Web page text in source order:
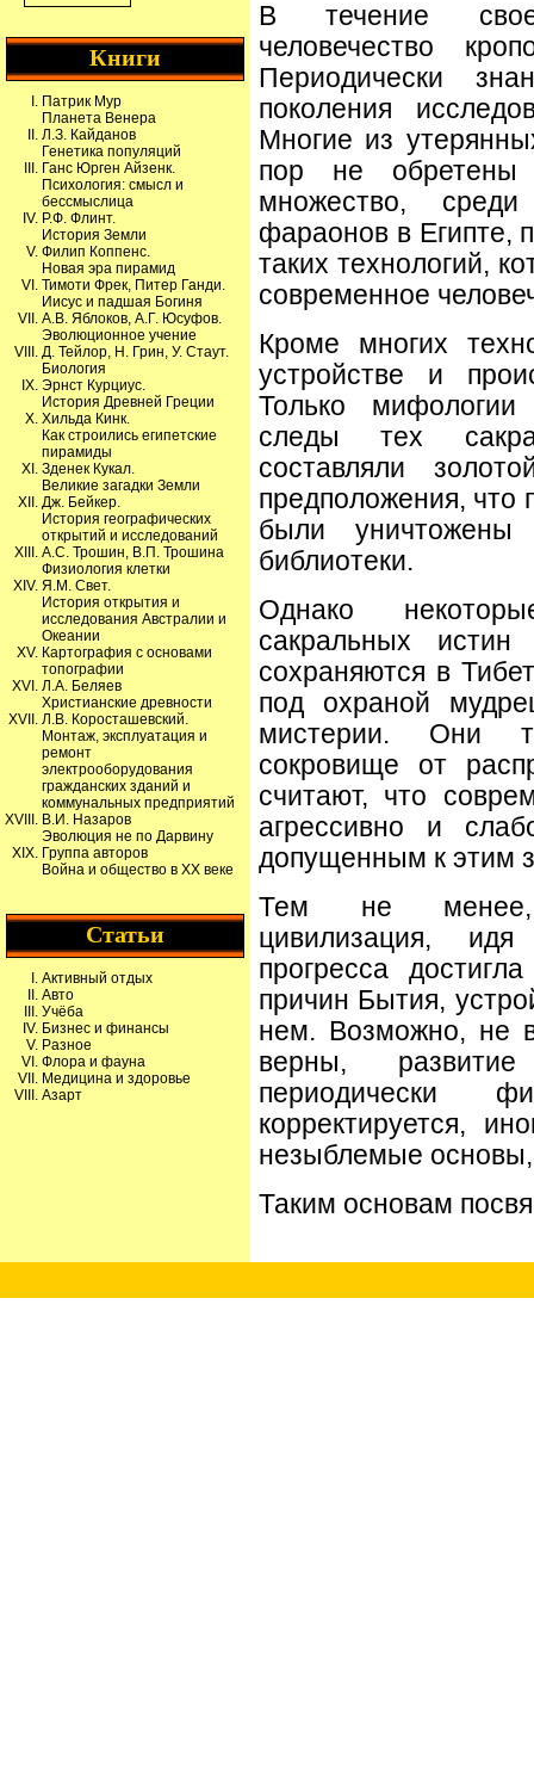
В течение
человечество
Периодически
поколения
Многие из
пор не обретены
множество,
фараонов в Египте,
таких технологий,
современное
Кроме многих
устройстве и
Только
следы тех
составляли
предположения, что
были уничтожены
библиотеки.
Однако
сакральных
сохраняются в
под охраной
мистерии. Они
сокровище от
считают, что
агрессивно и
допущенным к этим
Тем не менее,
цивилизация, идя
прогресса
причин Бытия,
нем. Возможно, не
верны,
периодически
корректируется,
незыблемые
Таким основам
Книги
Патрик Мур
Планета Венера
Л.З. Кайданов
Генетика популяций
Ганс Юрген Айзенк.
Психология: смысл и
бессмыслица
Р.Ф. Флинт.
История Земли
Филип Коппенс.
Новая эра пирамид
Тимоти Фрек, Питер Ганди.
Иисус и падшая Богиня
А.В. Яблоков, А.Г. Юсуфов.
Эволюционное учение
Д. Тейлор, Н. Грин, У. Стаут.
Биология
Эрнст Курциус.
История Древней Греции
Хильда Кинк.
Как строились египетские
пирамиды
Зденек Кукал.
Великие загадки Земли
Дж. Бейкер.
История географических
открытий и исследований
А.С. Трошин, В.П. Трошина
Физиология клетки
Я.М. Свет.
История открытия и
исследования Австралии и
Океании
Картография с основами
топографии
Л.А. Беляев
Христианские древности
Л.В. Коросташевский.
Монтаж, эксплуатация и
ремонт
электрооборудования
гражданских зданий и
коммунальных предприятий
В.И. Назаров
Эволюция не по Дарвину
Группа авторов
Война и общество в XX веке
Статьи
Активный отдых
Авто
Учёба
Бизнес и финансы
Разное
Флора и фауна
Медицина и здоровье
Азарт